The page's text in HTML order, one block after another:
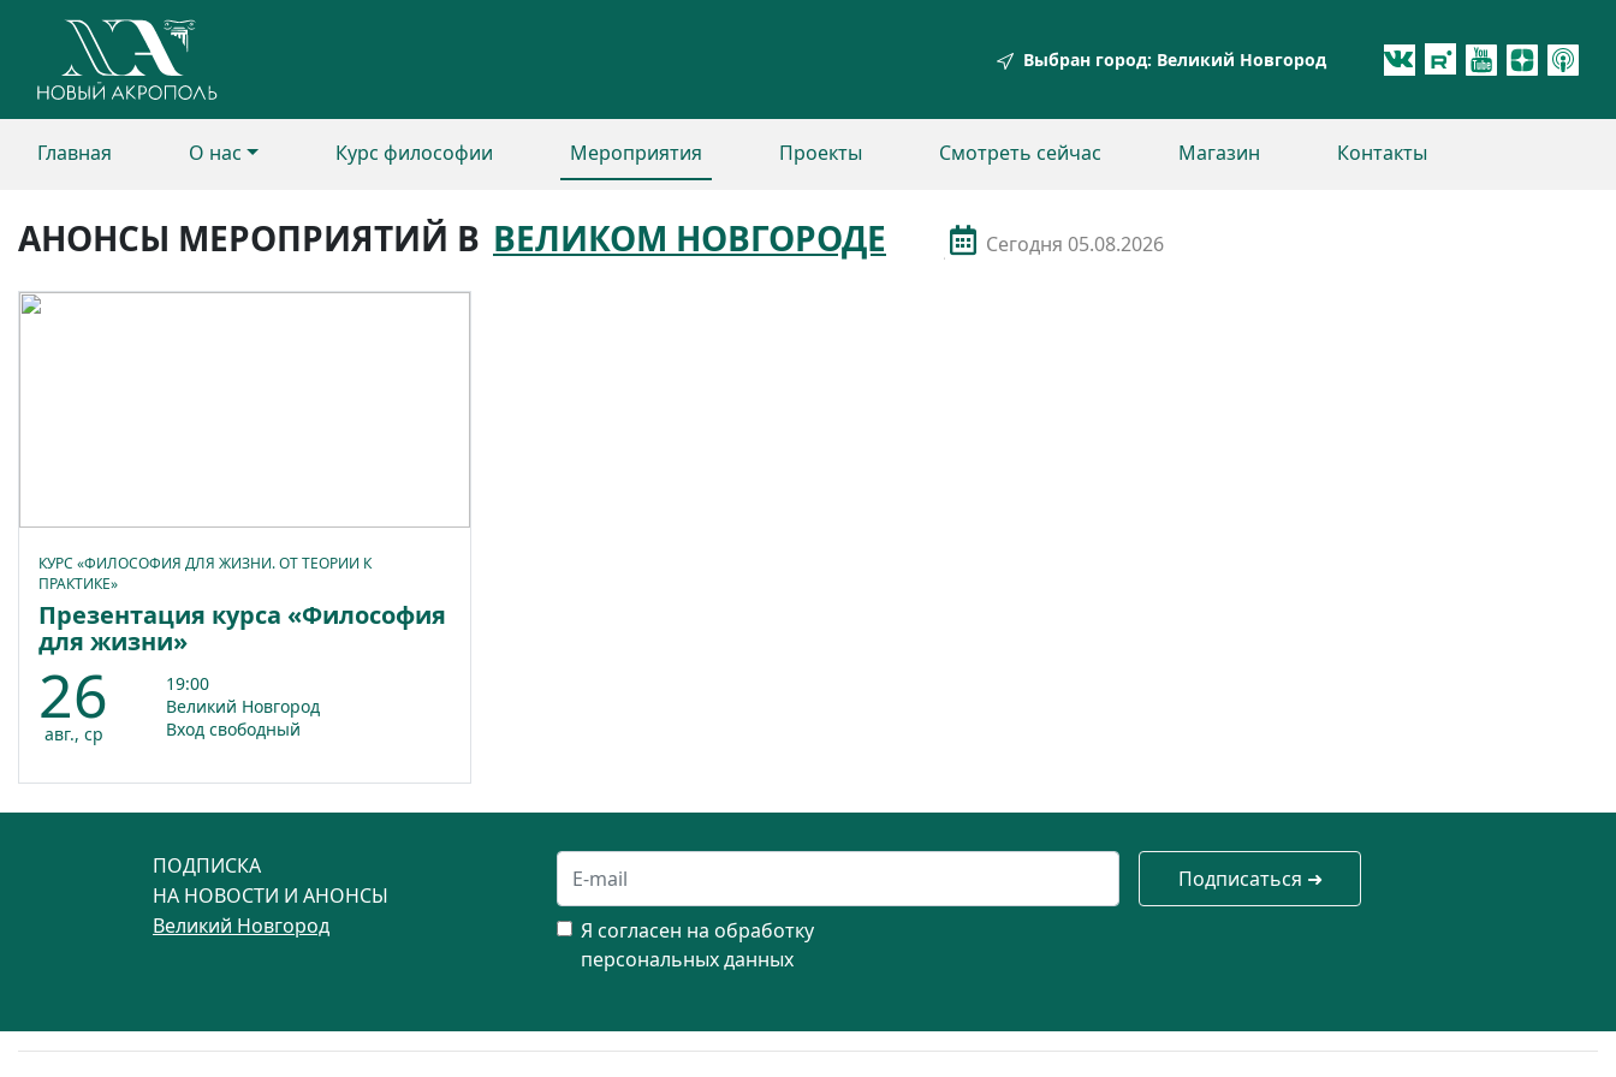
Выбран город: Великий Новгород
Главная О нас Курс философии Мероприятия Проекты Смотреть сейчас Магазин Контакты
АНОНСЫ МЕРОПРИЯТИЙ В ВЕЛИКОМ НОВГОРОДЕ Сегодня 05.08.2026
КУРС «ФИЛОСОФИЯ ДЛЯ ЖИЗНИ. ОТ ТЕОРИИ К
ПРАКТИКЕ»
Презентация курса «Философия
для жизни»
26
авг., ср
19:00
Великий Новгород
Вход свободный
ПОДПИСКА
НА НОВОСТИ И АНОНСЫ
Великий Новгород
Я согласен на обработку
персональных данных